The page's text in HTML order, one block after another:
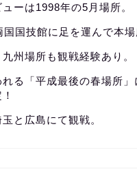
ーは1998年の5月場所。
国国技館に足を運んで本
州場所も観戦経験あり。
れる「平成最後の春場所」
と広島にて観戦。